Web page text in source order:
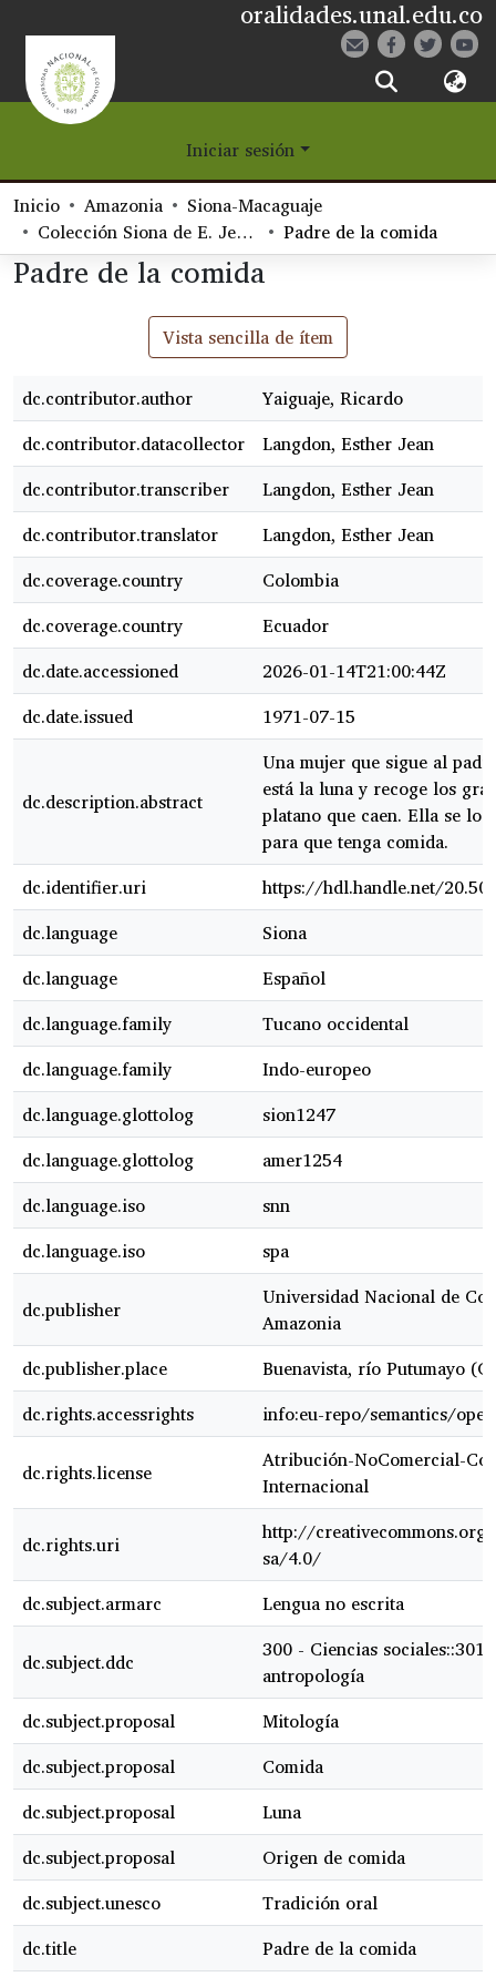
oralidades.unal.edu.co
¿Qué es Eetane?
Comunidades
Navegar
Estadísticas
Iniciar sesión
Inicio
Amazonia
Siona-Macaguaje
Colección Siona de E. Jean Langdon
Padre de la comida
Padre de la comida
Vista sencilla de ítem
dc.contributor.author
Yaiguaje, Ricardo
dc.contributor.datacollector
Langdon, Esther Jean
dc.contributor.transcriber
Langdon, Esther Jean
dc.contributor.translator
Langdon, Esther Jean
dc.coverage.country
Colombia
dc.coverage.country
Ecuador
dc.date.accessioned
2026-01-14T21:00:44Z
dc.date.issued
1971-07-15
dc.description.abstract
Una mujer que sigue al
está la luna y recoge los
platano que caen. Ella se
para que tenga comida.
dc.identifier.uri
https://hdl.handle.net/
dc.language
Siona
dc.language
Español
dc.language.family
Tucano occidental
dc.language.family
Indo-europeo
dc.language.glottolog
sion1247
dc.language.glottolog
amer1254
dc.language.iso
snn
dc.language.iso
spa
dc.publisher
Universidad Nacional de
Amazonia
dc.publisher.place
Buenavista, río Putumayo
dc.rights.accessrights
info:eu-repo/semantics/
dc.rights.license
Atribución-NoComercial-
Internacional
dc.rights.uri
http://
sa/4.0/
dc.subject.armarc
Lengua no escrita
dc.subject.ddc
300 - Ciencias sociales::301
antropología
dc.subject.proposal
Mitología
dc.subject.proposal
Comida
dc.subject.proposal
Luna
dc.subject.proposal
Origen de comida
dc.subject.unesco
Tradición oral
dc.title
Padre de la comida